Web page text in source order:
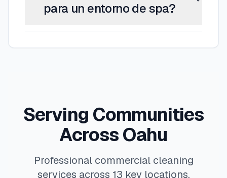
para un entorno de spa?
Serving Communities
Across Oahu
Professional commercial cleaning
services across 13 key locations.